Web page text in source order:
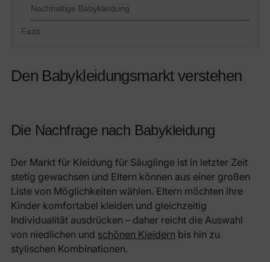
Nachhaltige Babykleidung
Fazit
Den Babykleidungsmarkt verstehen
Die Nachfrage nach Babykleidung
Der Markt für Kleidung für Säuglinge ist in letzter Zeit
stetig gewachsen und Eltern können aus einer großen
Liste von Möglichkeiten wählen. Eltern möchten ihre
Kinder komfortabel kleiden und gleichzeitig
Individualität ausdrücken – daher reicht die Auswahl
von niedlichen und schönen Kleidern bis hin zu
stylischen Kombinationen.